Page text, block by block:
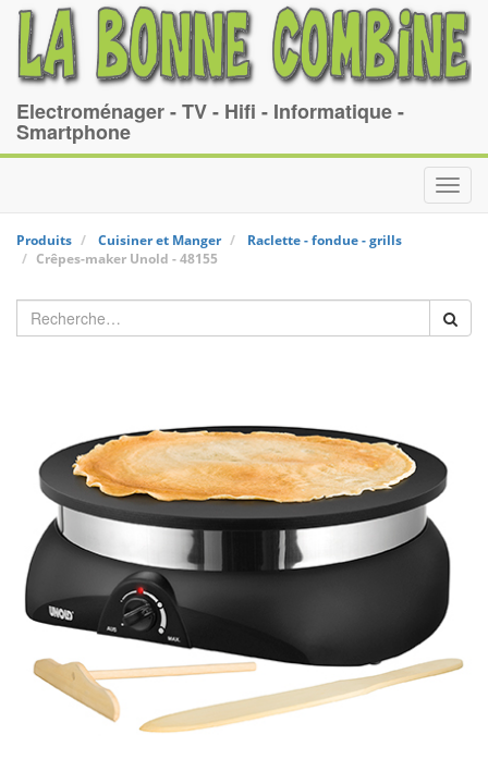
Electroménager - TV - Hifi - Informatique -
Smartphone
Produits Cuisiner et Manger
Raclette - fondue - grills
Crêpes-maker Unold -48155